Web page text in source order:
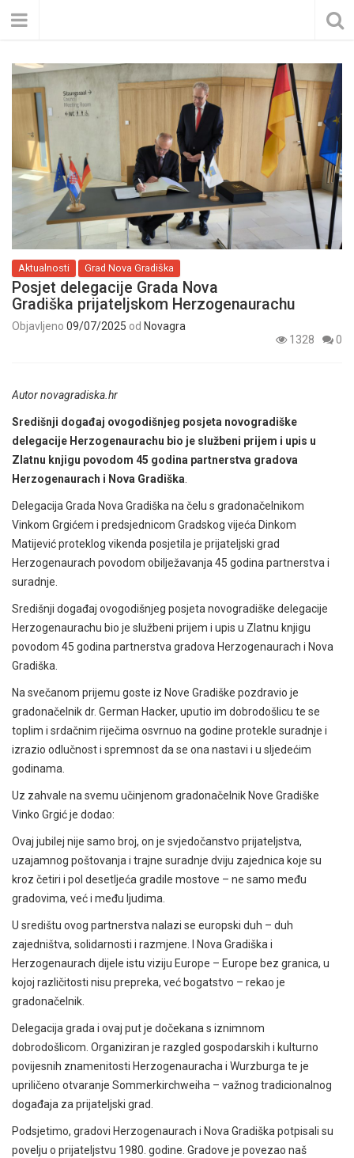
Aktualnosti Grad Nova Gradiška
Posjet delegacije Grada Nova
Gradiška prijateljskom Herzogenaurachu
Objavljeno 09/07/2025 od Novagra
1328
0
Autor novagradiska.hr
Središnji događaj ovogodišnjeg posjeta novogradiške
delegacije Herzogenaurachu bio je službeni prijem i upis u
Zlatnu knjigu povodom 45 godina partnerstva gradova
Herzogenaurach i Nova Gradiška
Delegacija Grada Nova Gradiška na čelu s gradonačelnikom
Vinkom Grgićem i predsjednicom Gradskog vijeća Dinkom
Matijević proteklog vikenda posjetila je prijateljski grad
Herzogenaurach povodom obilježavanja 45 godina partnerstva i
suradnje.
Središnji događaj ovogodišnjeg posjeta novogradiške delegacije
Herzogenaurachu bio je službeni prijem i upis u Zlatnu knjigu
povodom 45 godina partnerstva gradova Herzogenaurach i Nova
Gradiška.
Na svečanom prijemu goste iz Nove Gradiške pozdravio je
gradonačelnik dr. German Hacker, uputio im dobrodošlicu te se
toplim i srdačnim riječima osvrnuo na godine protekle suradnje i
izrazio odlučnost i spremnost da se ona nastavi i u sljedećim
godinama.
Uz zahvale na svemu učinjenom gradonačelnik Nove Gradiške
Vinko Grgić je dodao:
Ovaj jubilej nije samo broj, on je svjedočanstvo prijateljstva,
uzajamnog poštovanja i trajne suradnje dviju zajednica koje su
kroz četiri i pol desetljeća gradile mostove – ne samo među
gradovima, već i među ljudima.
U središtu ovog partnerstva nalazi se europski duh – duh
zajedništva, solidarnosti i razmjene. I Nova Gradiška i
Herzogenaurach dijele istu viziju Europe – Europe bez granica, u
kojoj različitosti nisu prepreka, već bogatstvo – rekao je
gradonačelnik.
Delegacija grada i ovaj put je dočekana s iznimnom
dobrodošlicom. Organiziran je razgled gospodarskih i kulturno
povijesnih znamenitosti Herzogenauracha i Wurzburga te je
upriličeno otvaranje Sommerkirchweiha – važnog tradicionalnog
događaja za prijateljski grad.
Podsjetimo, gradovi Herzogenaurach i Nova Gradiška potpisali su
povelju o prijateljstvu 1980. godine. Gradove je povezao naš